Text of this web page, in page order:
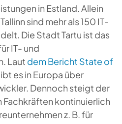
in Estland. Allein
sind mehr als 150 IT-
Die Stadt Tartu ist das
IT- und
Laut dem Bericht State of
es in Europa über
Dennoch steigt der
Fachkräften kontinuierlich
z. B. für